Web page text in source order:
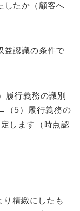
したか（顧客へ
益認識の条件で
履行義務の識別
5）履行義務の
します（時点認
精緻にしたも